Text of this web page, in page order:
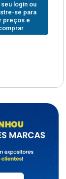
seu login ou
se para
preços e